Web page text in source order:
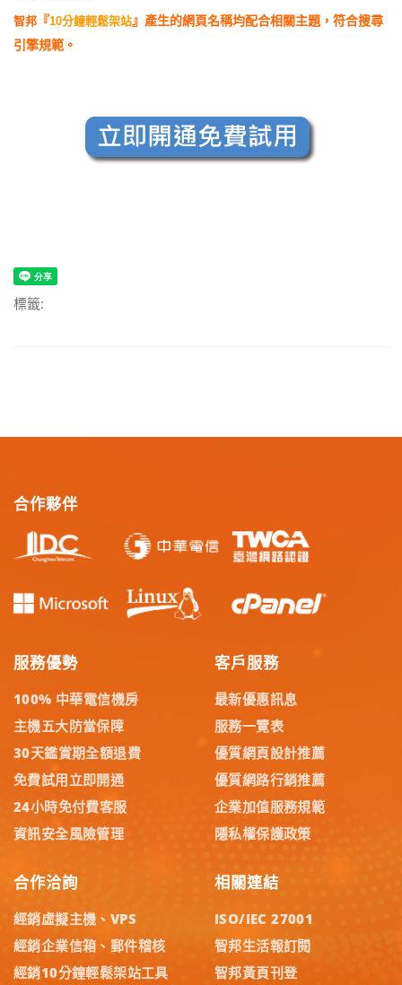
智邦 『10分鐘輕鬆架站 』產生的網頁名稱均配合相關主題，符合搜尋
引擎規範。
標籤:
合作夥伴
服務優勢
100% 中華電信機房
主機五大防當保障
30天鑑賞期全額退費
免費試用立即開通
24小時免付費客服
資訊安全風險管理
客戶服務
最新優惠訊息
服務一覽表
優質網頁設計推薦
優質網路行銷推薦
企業加值服務規範
隱私權保護政策
合作洽詢
經銷虛擬主機、VPS
經銷企業信箱、郵件稽核
經銷10分鐘輕鬆架站工具
相關連結
ISO/IEC 27001
智邦生活報訂閱
智邦黃頁刊登